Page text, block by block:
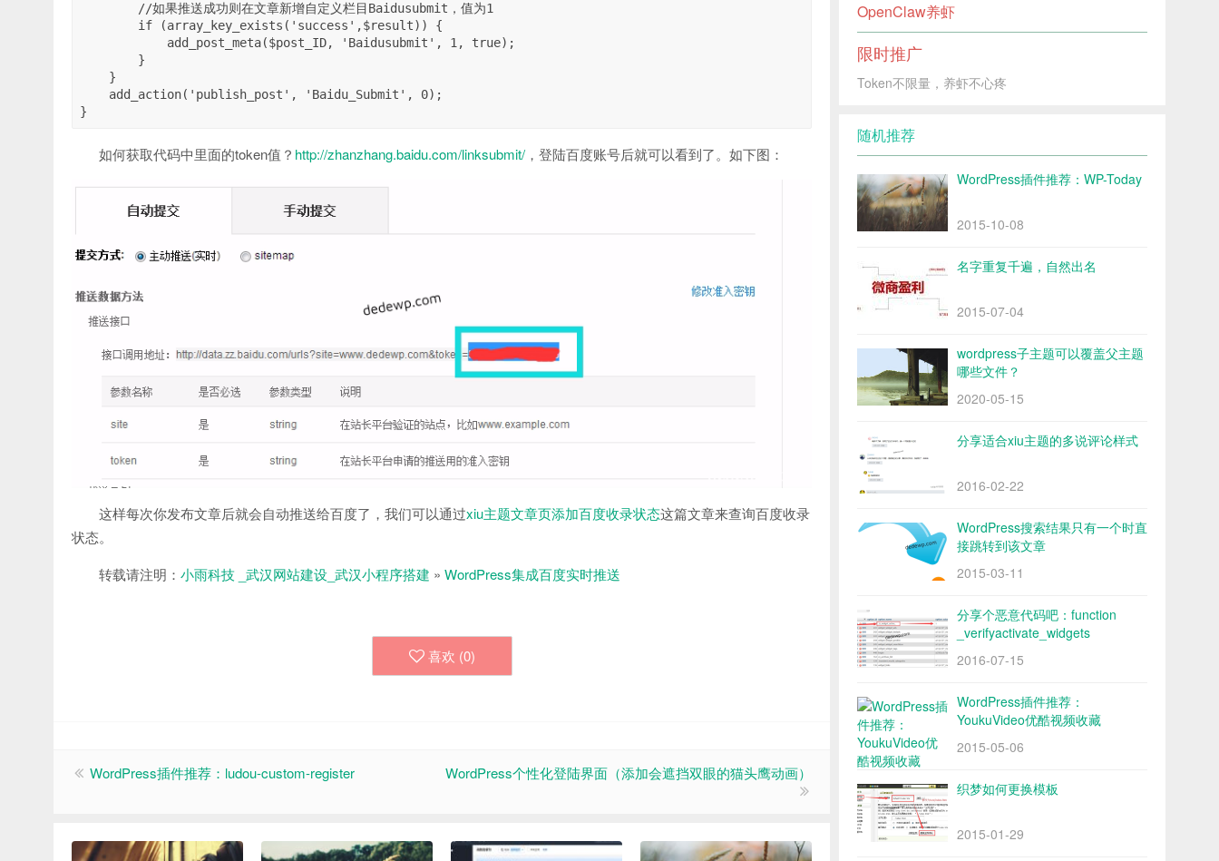
}
如何获取代码中里面的token值？ http://zhanzhang.baidu.com/linksubmit/，登陆百度账号后就可以看到了。如下图：
这样每次你发布文章后就会自动推送给百度了，我们可以通过xiu主题文章页添加百度收录状态这篇文章来查询百度收录
状态。
转载请注明： 小雨科技 _武汉网站建设_武汉小程序搭建 » WordPress集成百度实时推送
喜欢 (0)
WordPress插件推荐：ludou-custom-register WordPress个性化登陆界面（添加会遮挡双眼的猫头鹰动画）
OpenClaw养虾
限时推广
Token不限量，养虾不心疼
随机推荐
WordPress插件推荐：WP-Today
2015-10-08
名字重复千遍，自然出名
2015-07-04
wordpress子主题可以覆盖父主题
哪些文件？
2020-05-15
分享适合xiu主题的多说评论样式
2016-02-22
WordPress搜索结果只有一个时直
接跳转到该文章
2015-03-11
分享个恶意代码吧：function
_verifyactivate_widgets
2016-07-15
WordPress插件推荐：
YoukuVideo优酷视频收藏
2015-05-06
织梦如何更换模板
2015-01-29